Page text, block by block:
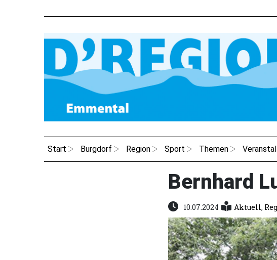
Start Burgdorf Region Sport Themen
Bernhard
10.07.2024 Aktuell,